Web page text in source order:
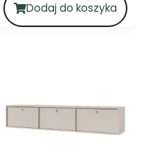
Dodaj do koszyka